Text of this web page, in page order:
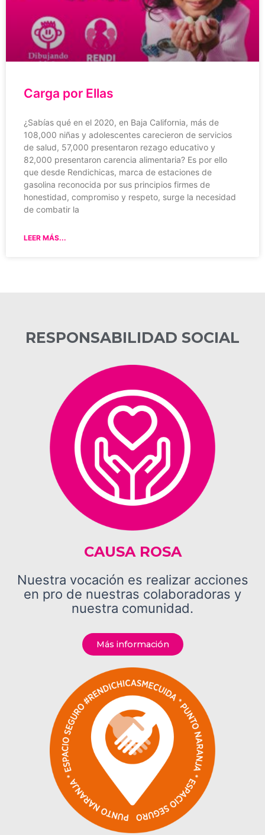
Carga por Ellas
¿Sabías qué en el 2020, en Baja California, más de
108,000 niñas y adolescentes carecieron de servicios
de salud, 57,000 presentaron rezago educativo y
82,000 presentaron carencia alimentaria? Es por ello
que desde Rendichicas, marca de estaciones de
gasolina reconocida por sus principios firmes de
honestidad, compromiso y respeto, surge la necesidad
de combatir la
LEER MÁS...
RESPONSABILIDAD SOCIAL
CAUSA ROSA
Nuestra vocación es realizar acciones
en pro de nuestras colaboradoras y
nuestra comunidad.
Más información